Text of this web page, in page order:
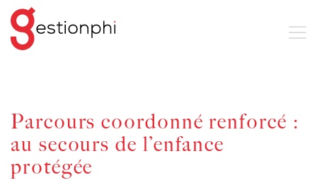
Parcours coordonné renforcé :
au secours de l’enfance
protégée